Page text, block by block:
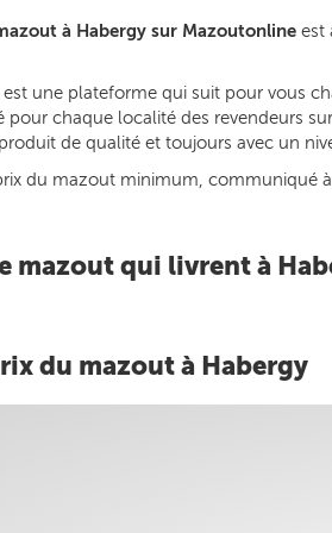
à Habergy sur Mazoutonline est
une plateforme qui suit pour vous
pour chaque localité des revendeurs
de qualité et toujours avec un
prix du mazout minimum,
mazout qui livrent à
du mazout à Habergy